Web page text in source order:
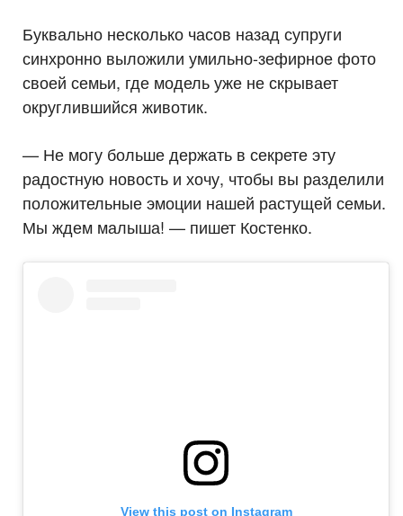
Буквально несколько часов назад супруги
синхронно выложили умильно-зефирное фото
своей семьи, где модель уже не скрывает
округлившийся животик.
— Не могу больше держать в секрете эту
радостную новость и хочу, чтобы вы разделили
положительные эмоции нашей растущей семьи.
Мы ждем малыша! — пишет Костенко.
View this post on Instagram